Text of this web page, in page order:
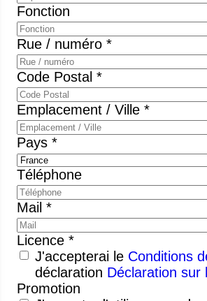
Fonction
Rue / numéro *
Code Postal *
Emplacement / Ville *
Pays *
Téléphone
Mail *
Licence *
J'accepterai le Conditions
déclaration Déclaration sur
Promotion